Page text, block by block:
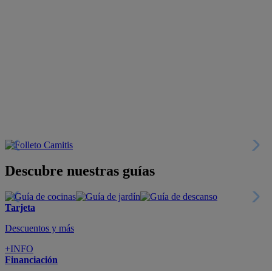
Descubre nuestras guías
Tarjeta
Descuentos y más
+INFO
Financiación